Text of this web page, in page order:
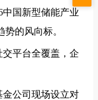
中国新型储能产业
势的风向标。
平台全覆盖，企
金公司现场设立对